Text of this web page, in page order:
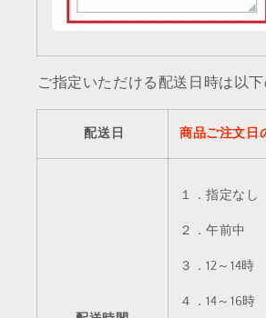
ご指定いただける配送日時は以下
配送日 商品ご注文日
１．指定なし
２．午前中
３．12～14時
４．14～16時